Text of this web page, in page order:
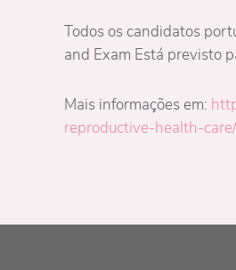
Todos os candidatos
and Exam Está previsto
Mais informações em:
reproductive-health-care/